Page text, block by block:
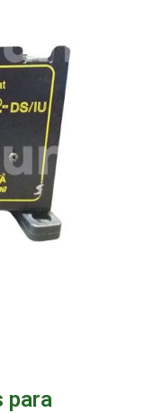
para